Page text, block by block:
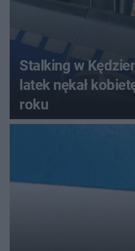
Stalking w
latek nękał
roku